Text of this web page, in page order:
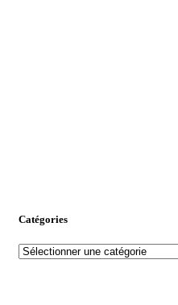
Catégories
Catégories